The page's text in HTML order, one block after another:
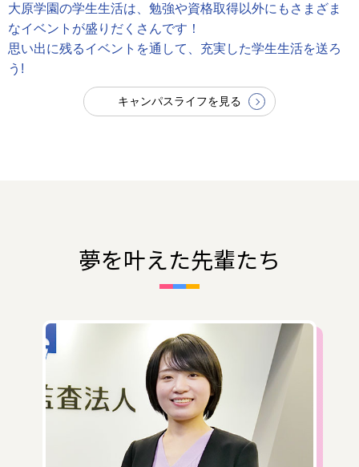
大原学園の学生生活は、勉強や資格取得以外にもさまざま
なイベントが盛りだくさんです！
思い出に残るイベントを通して、充実した学生生活を送ろ
う!
キャンパスライフを見る
夢を叶えた先輩たち